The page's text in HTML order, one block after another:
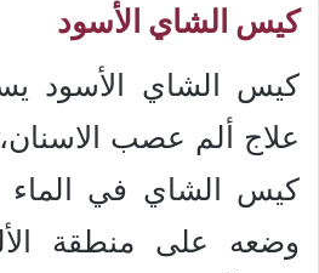
كيس الشاي الأسود
كيس الشاي الأسود
علاج ألم عصب
كيس الشاي في الماء
وضعه على منطقة